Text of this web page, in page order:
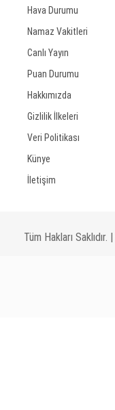
Hava Durumu
Namaz Vakitleri
Canlı Yayın
Puan Durumu
Hakkımızda
Gizlilik İlkeleri
Veri Politikası
Künye
İletişim
Tüm Hakları Saklıdır. |